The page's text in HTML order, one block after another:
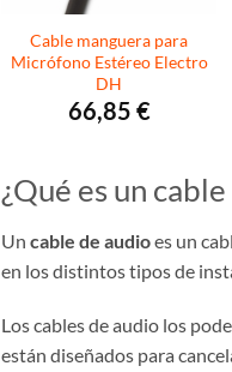
Cable manguera para
Micrófono Estéreo Electro
DH
66,85 €
¿Qué es un
Un cable de audioes un
en los distintos tipos de
Los cables de audio los
están diseñados para